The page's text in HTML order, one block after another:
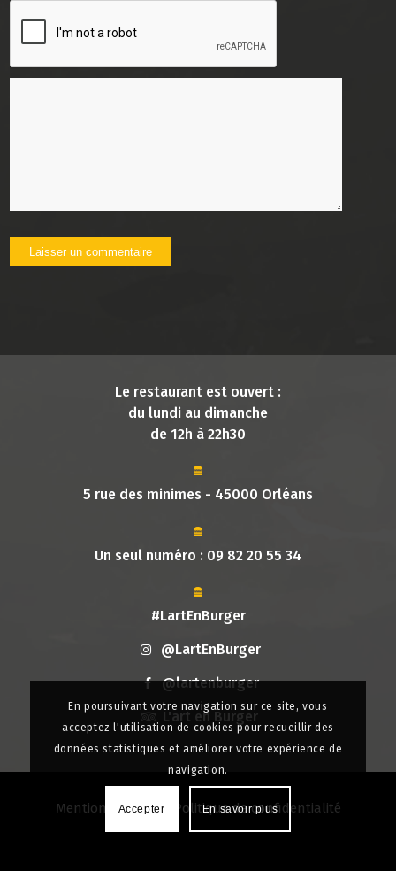
Le restaurant est ouvert :
du lundi au dimanche
de 12h à 22h30
5 rue des minimes - 45000 Orléans
Un seul numéro : 09 82 20 55 34
#LartEnBurger
@LartEnBurger
@lartenburger
L'art en Burger
Mentions légales| Politique de confidentialité
En poursuivant votre navigation sur ce site, vous
acceptez l'utilisation de cookies pour recueillir des
données statistiques et améliorer votre expérience de
navigation.
Accepter En savoir plus